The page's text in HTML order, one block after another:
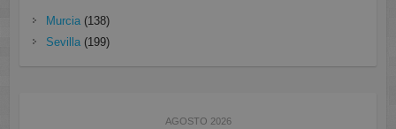
Murcia(138)
Sevilla(199)
AGOSTO 2026